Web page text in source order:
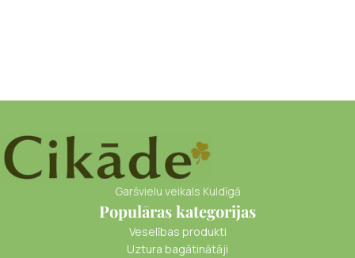
Garšvielu veikals Kuldīgā
Populāras kategorijas
Veselības produkti
Uztura bagātinātāji